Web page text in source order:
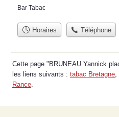
Bar Tabac
Horaires Téléphone
Cette page "BRUNEAU Yannick
les liens suivants : tabac Bretagne,
Rance.